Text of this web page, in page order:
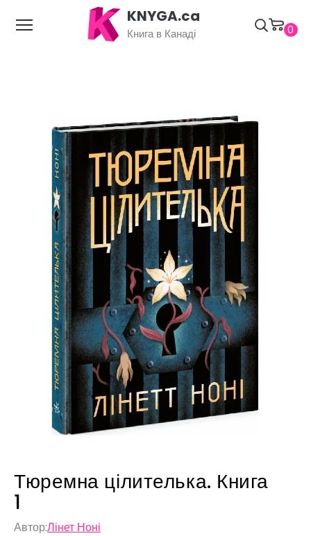
KNYGA.ca
Книга в Канаді 0
Тюремна цілителька. Книга
1
Автор:Лінет Ноні